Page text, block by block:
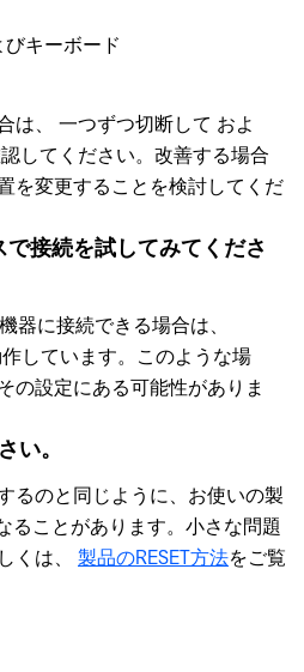
キーボード
は、 一つずつ切断して およ
してください。改善する場合
を変更することを検討してくだ
接続を試してみてくださ
器に接続できる場合は、
しています。このような場
の設定にある可能性がありま
い。
るのと同じように、お使いの製
ることがあります。小さな問題
くは、 製品のRESET方法をご覧